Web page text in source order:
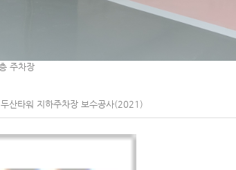
주차장
산타워 지하주차장 보수공사(2021)